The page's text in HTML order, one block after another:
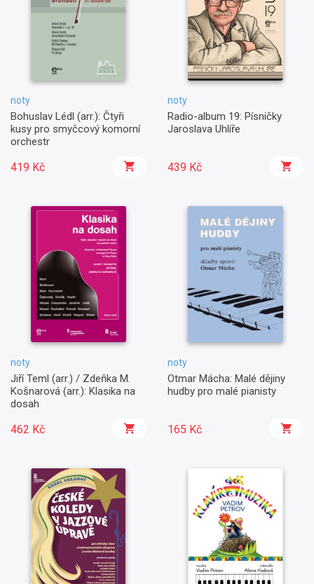
noty
Bohuslav Lédl (arr.): Čtyři
kusy pro smyčcový komorní
orchestr
419 Kč
noty
Radio-album 19: Písničky
Jaroslava Uhlíře
439 Kč
noty
Jiří Teml (arr.) / Zdeňka M.
Košnarová (arr.): Klasika na
dosah
462 Kč
noty
Otmar Mácha: Malé dějiny
hudby pro malé pianisty
165 Kč